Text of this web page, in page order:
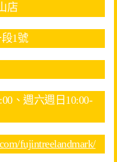
店
1號
、週六週日10:00-
fujintreelandmark/